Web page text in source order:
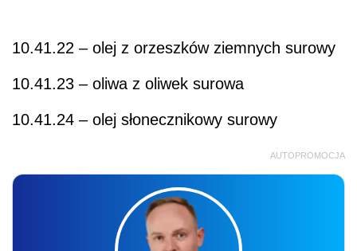
10.41.22 – olej z orzeszków ziemnych surowy
10.41.23 – oliwa z oliwek surowa
10.41.24 – olej słonecznikowy surowy
AUTOPROMOCJA